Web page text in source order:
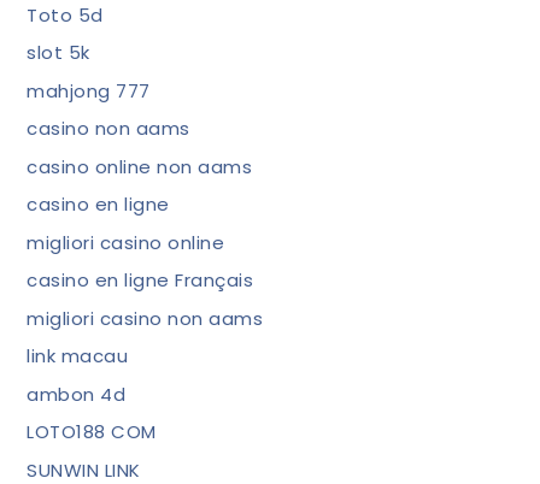
Toto 5d
slot 5k
mahjong 777
casino non aams
casino online non aams
casino en ligne
migliori casino online
casino en ligne Français
migliori casino non aams
link macau
ambon 4d
LOTO188 COM
SUNWIN LINK